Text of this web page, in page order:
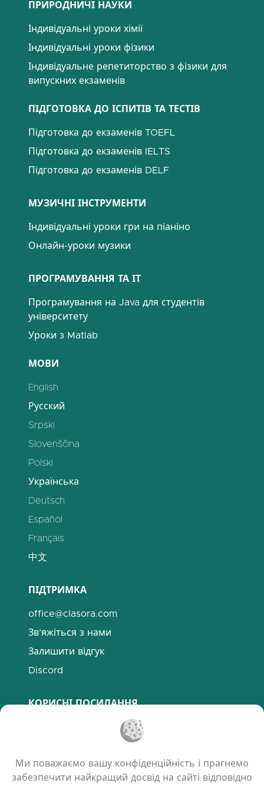
ПРИРОДНИЧІ НАУКИ
Індивідуальні уроки хімії
Індивідуальні уроки фізики
Індивідуальне репетиторство з фізики для
випускних екзаменів
ПІДГОТОВКА ДО ІСПИТІВ ТА ТЕСТІВ
Підготовка до екзаменів TOEFL
Підготовка до екзаменів IELTS
Підготовка до екзаменів DELF
МУЗИЧНІ ІНСТРУМЕНТИ
Індивідуальні уроки гри на піаніно
Онлайн-уроки музики
ПРОГРАМУВАННЯ ТА ІТ
Програмування на Java для студентів
університету
Уроки з Matlab
МОВИ
English
Русский
Srpski
Slovenščina
Polski
Українська
Deutsch
Español
Français
中文
ПІДТРИМКА
office@clasora.com
Зв’яжіться з нами
Залишити відгук
Discord
КОРИСНІ ПОСИЛАННЯ
Поширені запитання
Політика використання файлів cookie
Умови користування
Ми поважаємо вашу конфіденційність і прагнемо
забезпечити найкращий досвід на сайті відповідно